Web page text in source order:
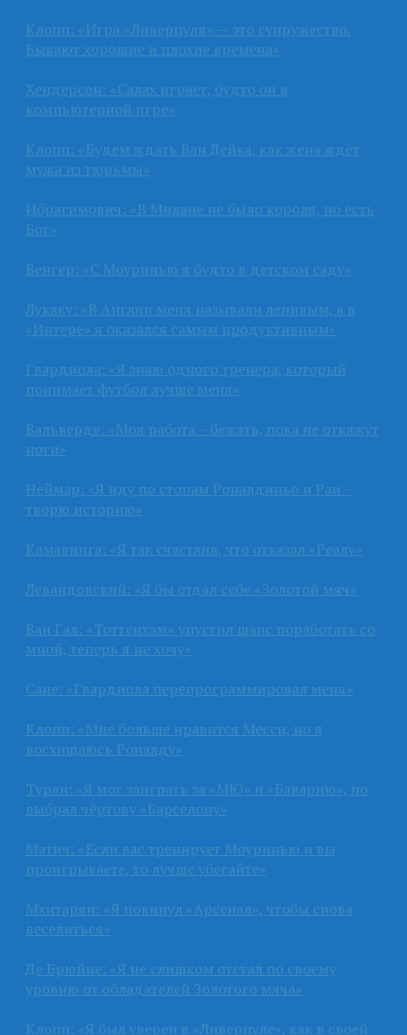
Клопп: «Игра «Ливерпуля» — это супружество.
Бывают хорошие и плохие времена»
Хендерсон: «Салах играет, будто он в
компьютерной игре»
Клопп: «Будем ждать Ван Дейка, как жена ждёт
мужа из тюрьмы»
Ибрагимович: «В Милане не было короля, но есть
Бог»
Венгер: «С Моуринью я будто в детском саду»
Лукаку: «В Англии меня называли ленивым, а в
«Интере» я оказался самым продуктивным»
Гвардиола: «Я знаю одного тренера, который
понимает футбол лучше меня»
Вальверде: «Моя работа – бежать, пока не откажут
ноги»
Неймар: «Я иду по стопам Роналдиньо и Раи –
творю историю»
Камавинга: «Я так счастлив, что отказал «Реалу»
Левандовский: «Я бы отдал себе «Золотой мяч»
Ван Гал: «Тоттенхэм» упустил шанс поработать со
мной, теперь я не хочу»
Сане: «Гвардиола перепрограммировал меня»
Клопп: «Мне больше нравится Месси, но я
восхищаюсь Роналду»
Туран: «Я мог заиграть за «МЮ» и «Баварию», но
выбрал чёртову «Барселону»
Матич: «Если вас тренирует Моуринью и вы
проигрываете, то лучше убегайте»
Мхитарян: «Я покинул «Арсенал», чтобы снова
веселиться»
Де Брюйне: «Я не слишком отстал по своему
уровню от обладателей Золотого мяча»
Клопп: «Я был уверен в «Ливерпуле», как в своей